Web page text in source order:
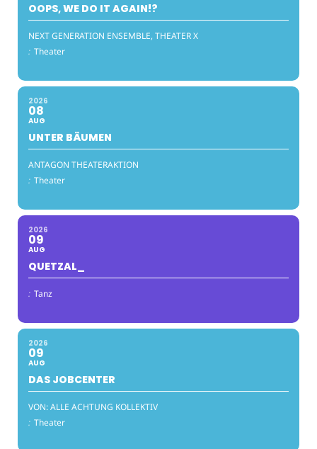
OOPS, WE DO IT AGAIN!?
NEXT GENERATION ENSEMBLE, THEATER X
: Theater
2026
08
AUG
UNTER BÄUMEN
ANTAGON THEATERAKTION
: Theater
2026
09
AUG
QUETZAL_
: Tanz
2026
09
AUG
DAS JOBCENTER
VON: ALLE ACHTUNG KOLLEKTIV
: Theater